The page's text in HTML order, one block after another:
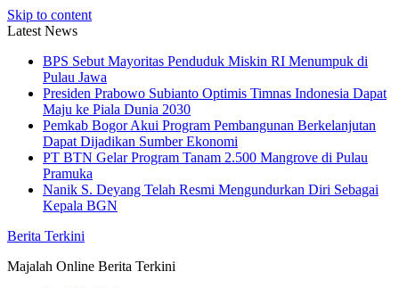
Skip to content
Latest News
BPS Sebut Mayoritas Penduduk Miskin RI Menumpuk di
Pulau Jawa
Presiden Prabowo Subianto Optimis Timnas Indonesia Dapat
Maju ke Piala Dunia 2030
Pemkab Bogor Akui Program Pembangunan Berkelanjutan
Dapat Dijadikan Sumber Ekonomi
PT BTN Gelar Program Tanam 2.500 Mangrove di Pulau
Pramuka
Nanik S. Deyang Telah Resmi Mengundurkan Diri Sebagai
Kepala BGN
Berita Terkini
Majalah Online Berita Terkini